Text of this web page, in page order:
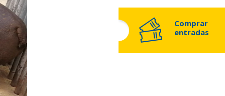
Comprar
entradas